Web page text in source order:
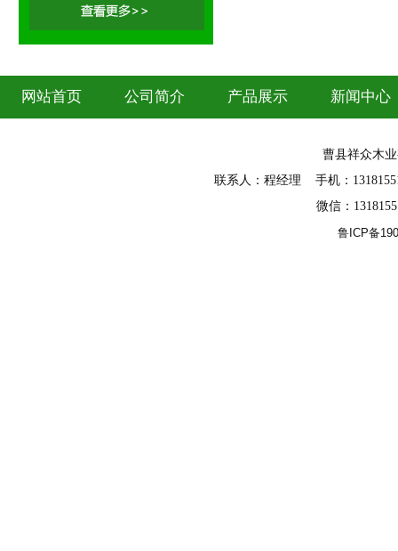
网站首页 公司简介 产品展示 新闻中心
曹县祥众木
联系人：程经理 手机：
微信：
鲁ICP备